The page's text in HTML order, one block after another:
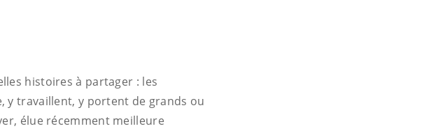
histoires à partager : les
y travaillent, y portent de grands ou
élue récemment meilleure